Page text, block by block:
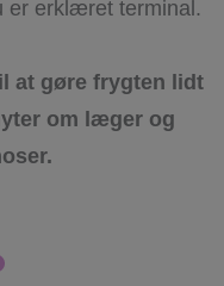
er erklæret terminal.
at gøre frygten lidt
om læger og